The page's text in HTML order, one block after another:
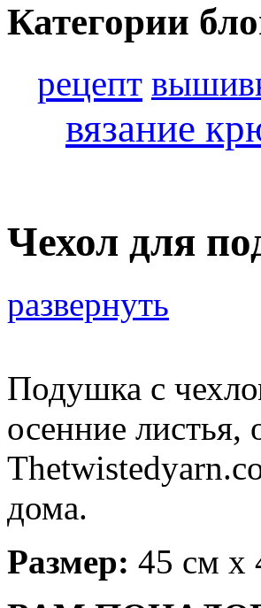
Категории
рецепт
вязание
Чехол для
развернуть
Подушка с
осенние листья,
дома.
Размер: 45 см х